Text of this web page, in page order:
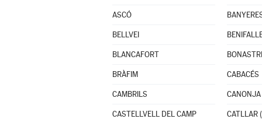
ASCÓ
BELLVEI
BLANCAFORT
BRÀFIM CABACÉS
CAMBRILS
CASTELLVELL DEL CAMP CATLLAR